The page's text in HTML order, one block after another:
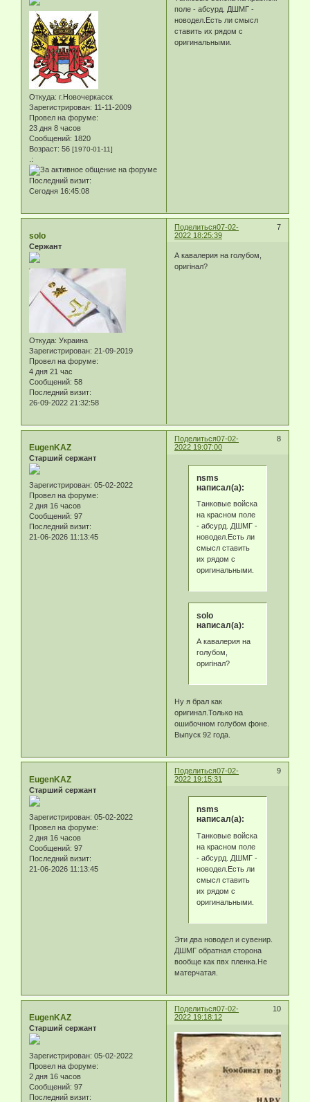
Откуда: г.Новочеркасск
Зарегистрирован: 11-11-2009
Провел на форуме:
23 дня 8 часов
Сообщений: 1820
Возраст: 56 [1970-01-11]
.:
Последний визит:
Сегодня 16:45:08
поле - абсурд. ДШМГ -
новодел.Есть ли смысл
ставить их рядом с
оригинальными.
Поделиться 7
07-02-
2022 18:25:39
solo
Сержант
Откуда: Украина
Зарегистрирован: 21-09-2019
Провел на форуме:
4 дня 21 час
Сообщений: 58
Последний визит:
26-09-2022 21:32:58
А кавалерия на голубом,
оригінал?
Поделиться 8
07-02-
2022 19:07:00
EugenKAZ
Старший сержант
Зарегистрирован: 05-02-2022
Провел на форуме:
2 дня 16 часов
Сообщений: 97
Последний визит:
21-06-2026 11:13:45
nsms
написал(а):
Танковые войска
на красном поле
- абсурд. ДШМГ -
новодел.Есть ли
смысл ставить
их рядом с
оригинальными.
solo
написал(а):
А кавалерия на
голубом,
оригінал?
Ну я брал как
оригинал.Только на
ошибочном голубом фоне.
Выпуск 92 года.
Поделиться 9
07-02-
2022 19:15:31
EugenKAZ
Старший сержант
Зарегистрирован: 05-02-2022
Провел на форуме:
2 дня 16 часов
Сообщений: 97
Последний визит:
21-06-2026 11:13:45
nsms
написал(а):
Танковые войска
на красном поле
- абсурд. ДШМГ -
новодел.Есть ли
смысл ставить
их рядом с
оригинальными.
Эти два новодел и сувенир.
ДШМГ обратная сторона
вообще как пвх пленка.Не
матерчатая.
Поделиться 10
07-02-
2022 19:18:12
EugenKAZ
Старший сержант
Зарегистрирован: 05-02-2022
Провел на форуме:
2 дня 16 часов
Сообщений: 97
Последний визит: